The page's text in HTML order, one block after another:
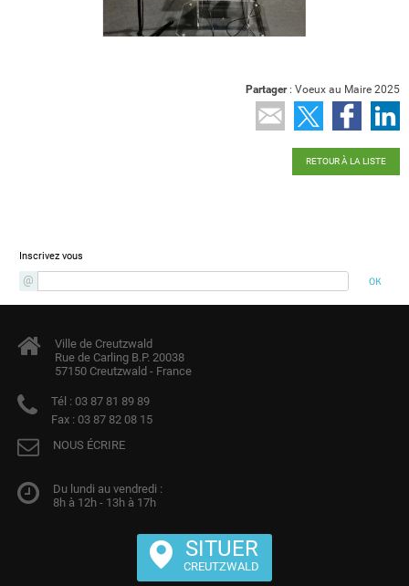
Partager: Voeux au Maire 2025
RETOUR À LA LISTE
Inscrivez vous
Ville de Creutzwald
Rue de Carling B.P. 20038
57150 Creutzwald - France
Tél : 03 87 81 89 89
Fax : 03 87 82 08 15
NOUS ÉCRIRE
Du lundi au vendredi :
8h à 12h - 13h à 17h
SITUER
CREUTZWALD